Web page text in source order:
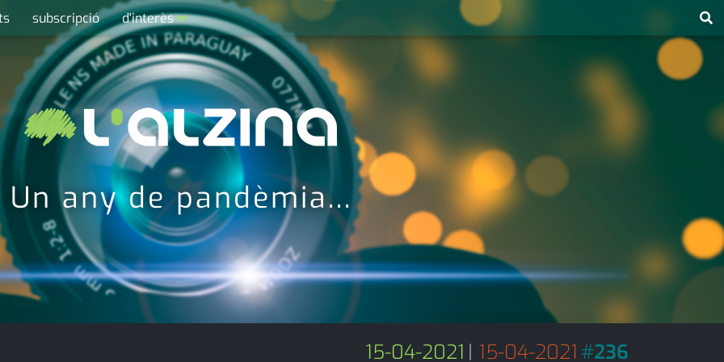
subscripció d'interès
contacte
farmàcies
telèfons
calendari
Un any de pandèmia...
15-04-2021 | 15-04-2021 #236